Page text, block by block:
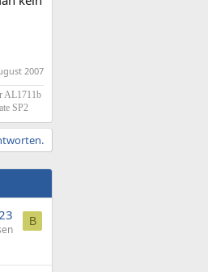
2007
AL1711b
SP2
B